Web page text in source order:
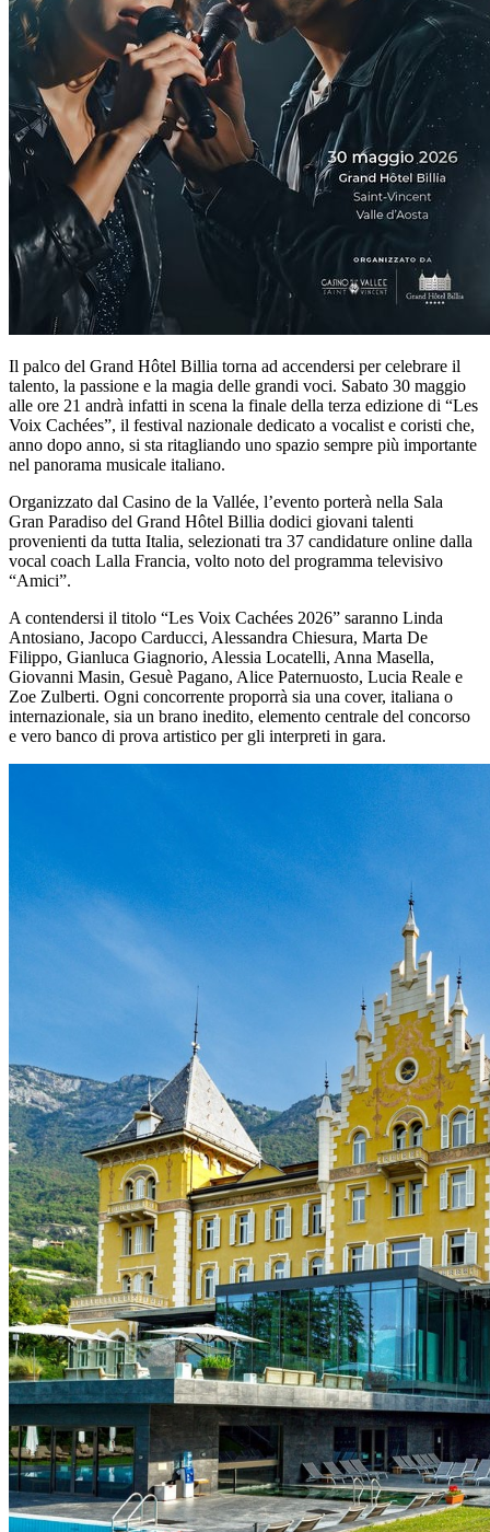
Il palco del Grand Hôtel Billia torna ad accendersi per celebrare il
talento, la passione e la magia delle grandi voci. Sabato 30 maggio
alle ore 21 andrà infatti in scena la finale della terza edizione di “Les
Voix Cachées”, il festival nazionale dedicato a vocalist e coristi che,
anno dopo anno, si sta ritagliando uno spazio sempre più importante
nel panorama musicale italiano.
Organizzato dal Casino de la Vallée, l’evento porterà nella Sala
Gran Paradiso del Grand Hôtel Billia dodici giovani talenti
provenienti da tutta Italia, selezionati tra 37 candidature online dalla
vocal coach Lalla Francia, volto noto del programma televisivo
“Amici”.
A contendersi il titolo “Les Voix Cachées 2026” saranno Linda
Antosiano, Jacopo Carducci, Alessandra Chiesura, Marta De
Filippo, Gianluca Giagnorio, Alessia Locatelli, Anna Masella,
Giovanni Masin, Gesuè Pagano, Alice Paternuosto, Lucia Reale e
Zoe Zulberti. Ogni concorrente proporrà sia una cover, italiana o
internazionale, sia un brano inedito, elemento centrale del concorso
e vero banco di prova artistico per gli interpreti in gara.